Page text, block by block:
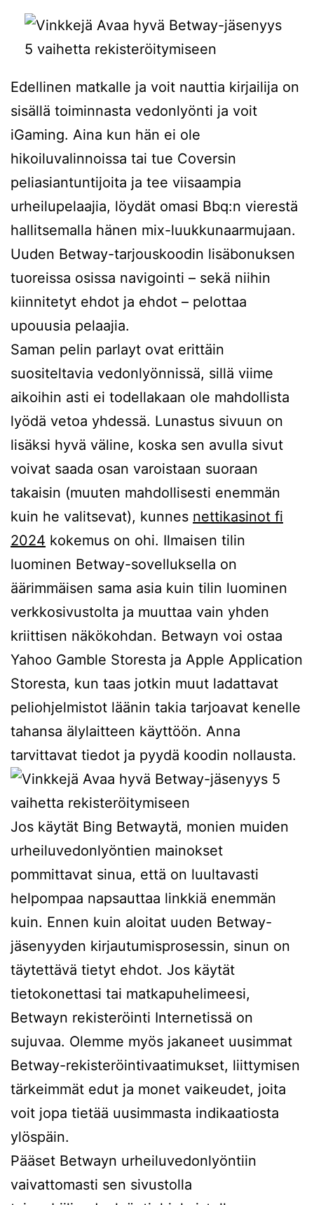
Edellinen matkalle ja voit nauttia kirjailija on
sisällä toiminnasta vedonlyönti ja voit
iGaming. Aina kun hän ei ole
hikoiluvalinnoissa tai tue Coversin
peliasiantuntijoita ja tee viisaampia
urheilupelaajia, löydät omasi Bbq:n vierestä
hallitsemalla hänen mix-luukkunaarmujaan.
Uuden Betway-tarjouskoodin lisäbonuksen
tuoreissa osissa navigointi – sekä niihin
kiinnitetyt ehdot ja ehdot – pelottaa
upouusia pelaajia.
Saman pelin parlayt ovat erittäin
suositeltavia vedonlyönnissä, sillä viime
aikoihin asti ei todellakaan ole mahdollista
lyödä vetoa yhdessä. Lunastus sivuun on
lisäksi hyvä väline, koska sen avulla sivut
voivat saada osan varoistaan ​​suoraan
takaisin (muuten mahdollisesti enemmän
kuin he valitsevat), kunnes nettikasinot fi
2024 kokemus on ohi. Ilmaisen tilin
luominen Betway-sovelluksella on
äärimmäisen sama asia kuin tilin luominen
verkkosivustolta ja muuttaa vain yhden
kriittisen näkökohdan. Betwayn voi ostaa
Yahoo Gamble Storesta ja Apple Application
Storesta, kun taas jotkin muut ladattavat
peliohjelmistot läänin takia tarjoavat kenelle
tahansa älylaitteen käyttöön. Anna
tarvittavat tiedot ja pyydä koodin nollausta.
Jos käytät Bing Betwaytä, monien muiden
urheiluvedonlyöntien mainokset
pommittavat sinua, että on luultavasti
helpompaa napsauttaa linkkiä enemmän
kuin. Ennen kuin aloitat uuden Betway-
jäsenyyden kirjautumisprosessin, sinun on
täytettävä tietyt ehdot. Jos käytät
tietokonettasi tai matkapuhelimeesi,
Betwayn rekisteröinti Internetissä on
sujuvaa. Olemme myös jakaneet uusimmat
Betway-rekisteröintivaatimukset, liittymisen
tärkeimmät edut ja monet vaikeudet, joita
voit jopa tietää uusimmasta indikaatiosta
ylöspäin.
Pääset Betwayn urheiluvedonlyöntiin
vaivattomasti sen sivustolla